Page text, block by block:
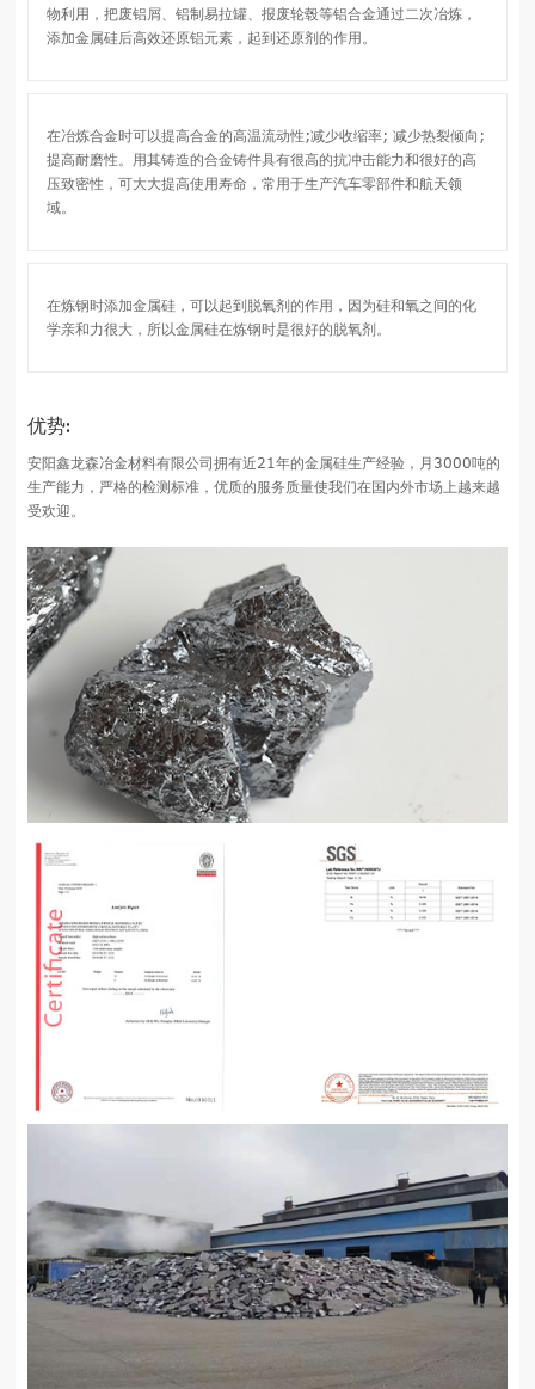
物利用，把废铝屑、铝制易拉罐、报废轮毂等铝合金通过二次冶炼，
添加金属硅后高效还原铝元素，起到还原剂的作用。
在冶炼合金时可以提高合金的高温流动性;减少收缩率; 减少热裂倾向;
提高耐磨性。用其铸造的合金铸件具有很高的抗冲击能力和很好的高
压致密性，可大大提高使用寿命，常用于生产汽车零部件和航天领
域。
在炼钢时添加金属硅，可以起到脱氧剂的作用，因为硅和氧之间的化
学亲和力很大，所以金属硅在炼钢时是很好的脱氧剂。
优势:
安阳鑫龙森冶金材料有限公司拥有近21年的金属硅生产经验，月3000吨的
生产能力，严格的检测标准，优质的服务质量使我们在国内外市场上越来越
受欢迎。